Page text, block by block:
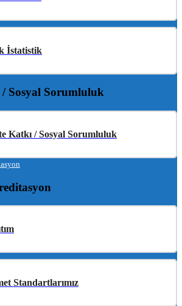
İstatistik
/ Sosyal Sorumluluk
Katkı / Sosyal Sorumluluk
Standartlarımız